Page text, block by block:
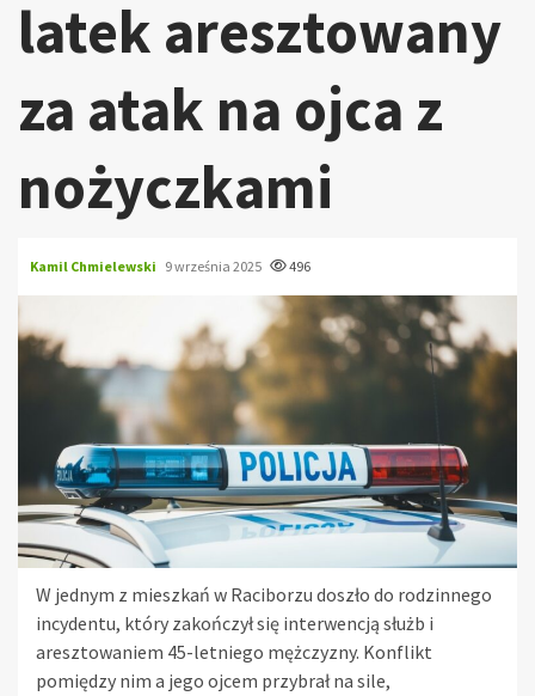
latek aresztowany
za atak na ojca z
nożyczkami
Kamil Chmielewski 9 września 2025 496
W jednym z mieszkań w Raciborzu doszło do rodzinnego
incydentu, który zakończył się interwencją służb i
aresztowaniem 45-letniego mężczyzny. Konflikt
pomiędzy nim a jego ojcem przybrał na sile,